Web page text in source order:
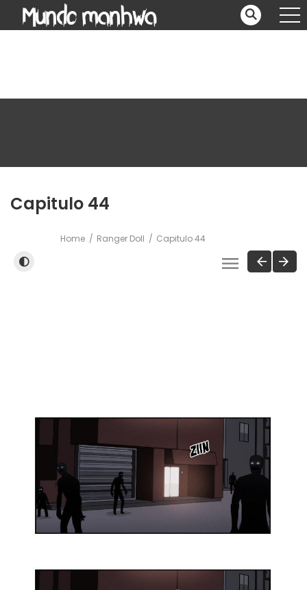
Capitulo 44
Home Ranger Doll Capitulo 44